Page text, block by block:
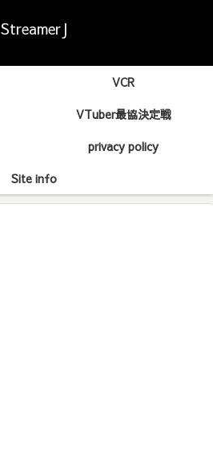
StreamerJ
VCR
VTuber最協決定戦
privacy policy
Site info